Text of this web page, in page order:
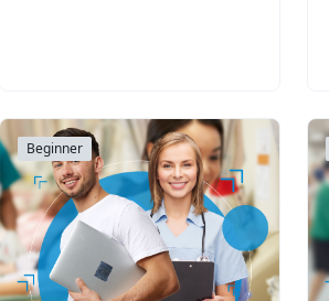
Beginner